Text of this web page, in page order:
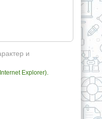
и
Explorer).